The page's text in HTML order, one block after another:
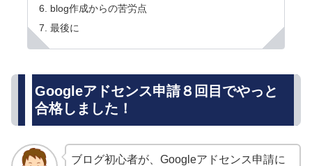
blog作成からの苦労点
最後に
Googleアドセンス申請８回目でやっと
合格しました！
ブログ初心者が、Googleアドセンス申請に